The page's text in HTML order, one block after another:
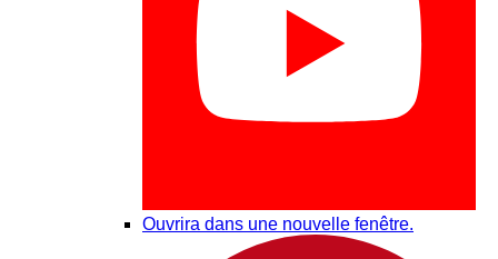
Ouvrira dans une nouvelle fenêtre.